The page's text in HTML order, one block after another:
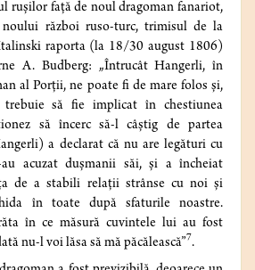
rușilor față de noul dragoman fanariot,
război ruso-turc, trimisul de la
raporta (la 18/30 august 1806)
A. Budberg: „Întrucât Hangerli, în
al Porții, ne poate fi de mare folos și,
să fie implicat în chestiunea
să încerc să-l câștig de partea
a declarat că nu are legături cu
acuzat dușmanii săi, și a încheiat
de a stabili relații strânse cu noi și
în toate după sfaturile noastre.
în ce măsură cuvintele lui au fost
nu-l voi lăsa să mă păcălească”7.